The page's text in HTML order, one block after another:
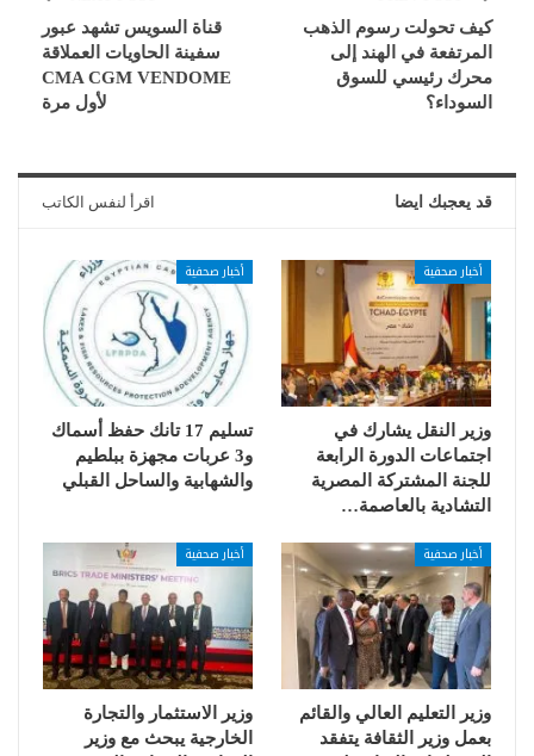
كيف تحولت رسوم الذهب
المرتفعة في الهند إلى
محرك رئيسي للسوق
السوداء؟
قناة السويس تشهد عبور
سفينة الحاويات العملاقة
CMA CGM VENDOME
لأول مرة
قد يعجبك ايضا اقرأ لنفس الكاتب
أخبار صحفية
وزير النقل يشارك في
اجتماعات الدورة الرابعة
للجنة المشتركة المصرية
التشادية بالعاصمة…
أخبار صحفية
تسليم 17 تانك حفظ أسماك
و3 عربات مجهزة ببلطيم
والشهابية والساحل القبلي
أخبار صحفية
وزير التعليم العالي والقائم
بعمل وزير الثقافة يتفقد
أخبار صحفية
وزير الاستثمار والتجارة
الخارجية يبحث مع وزير